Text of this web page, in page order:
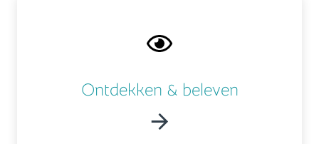
Ontdekken & beleven